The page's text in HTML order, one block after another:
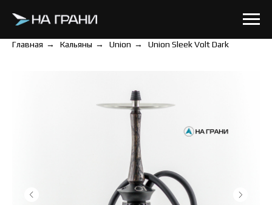
Главная → Кальяны → Union → Union Sleek Volt Dark